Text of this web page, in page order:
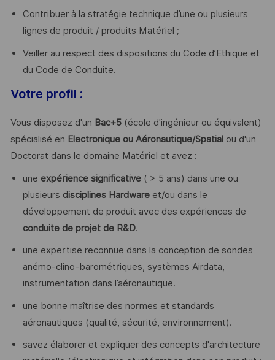
Contribuer à la stratégie technique d’une ou plusieurs
lignes de produit / produits Matériel ;
Veiller au respect des dispositions du Code d’Ethique et
du Code de Conduite.
Votre profil :
Vous disposez d'un Bac+5(école d'ingénieur ou équivalent)
spécialisé en Electronique ou Aéronautique/Spatialou d'un
Doctorat dans le domaine Matériel et avez :
une expérience significative( > 5 ans) dans une ou
plusieurs disciplines Hardwareet/ou dans le
développement de produit avec des expériences de
conduite de projet de R&D.
une expertise reconnue dans la conception de sondes
anémo-clino-barométriques, systèmes Airdata,
instrumentation dans l’aéronautique.
une bonne maîtrise des normes et standards
aéronautiques (qualité, sécurité, environnement).
savez élaborer et expliquer des concepts d'architecture